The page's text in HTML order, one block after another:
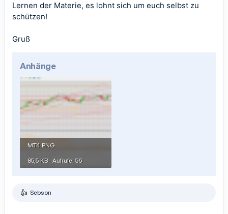
Lernen der Materie, es lohnt sich um euch selbst zu
schützen!
Gruß
Anhänge
MT4.PNG
85,5 KB · Aufrufe: 56
R
Sebson